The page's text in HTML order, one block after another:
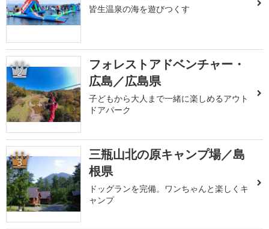
皆生温泉の海を遊びつくす
2
フォレストアドベンチャー・
広島／広島県
子どもから大人まで一緒に楽しめるアウト
ドアパーク
3
三瓶山北の原キャンプ場／島
根県
ドッグランを完備。ワンちゃんと楽しくキ
ャンプ